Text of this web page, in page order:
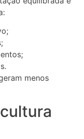
menos